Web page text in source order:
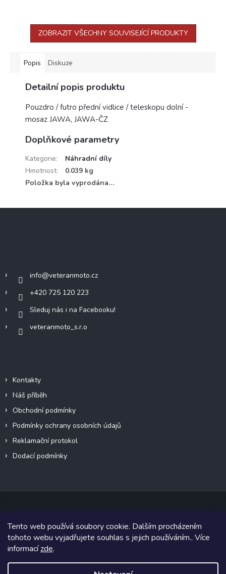
Tento web používá soubory cookie. Dalším procházením
tohoto webu vyjadřujete souhlas s jejich používáním.. Více
informacízde.
ZOBRAZIT VŠECHNY SOUVISEJÍCÍ PRODUKTY
Popis Diskuze
Detailní popis produktu
Pouzdro / futro přední vidlice / teleskopu dolní -
mosaz JAWA, JAWA-ČZ
Doplňkové parametry
Kategorie:
Náhradní díly
Hmotnost:
0.039 kg
Položka byla vyprodána…
info@veteranmoto.cz
+420 725 120 223
Sleduj nás i na Facebooku!
veteranmoto_s.r.o
Kontakty
Náš příběh
Obchodní podmínky
Podmínky ochrany osobních údajů
Reklamační protokol
Dodací podmínky
Copyright 2026VeteránMoto s.r.o.. Všechna práva vyhrazena.
Grafický návrh vytvořil a na Shoptet implementoval
Shoptetak.cz.